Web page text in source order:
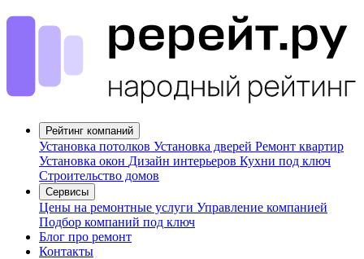
Рейтинг компаний
Установка потолков Установка дверей Ремонт квартир
Установка окон Дизайн интерьеров Кухни под ключ
Строительство домов
Сервисы
Цены на ремонтные услуги Управление компанией
Подбор компаний под ключ
Блог про ремонт
Контакты